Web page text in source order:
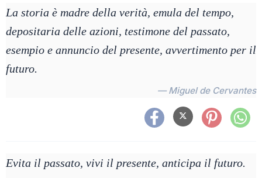
La storia è madre della verità, emula del tempo,
depositaria delle azioni, testimone del passato,
esempio e annuncio del presente, avvertimento per il
futuro.
— Miguel de Cervantes
Evita il passato, vivi il presente, anticipa il futuro.